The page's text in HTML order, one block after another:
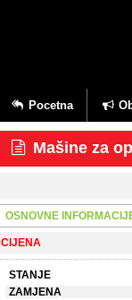
Pocetna
Mašine za
OSNOVNE
CIJENA
STANJE
ZAMJENA